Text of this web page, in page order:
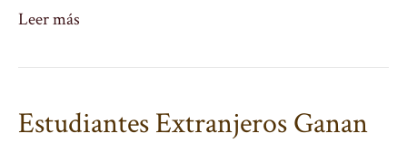
Leer más
Estudiantes Extranjeros Ganan